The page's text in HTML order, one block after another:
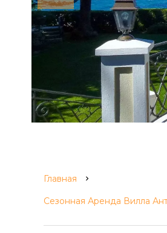
Главная
Сезонная Аренда Вилла